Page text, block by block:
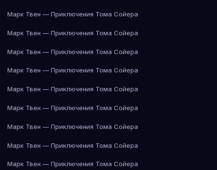
Марк Твен — Приключения Тома Сойера
Марк Твен — Приключения Тома Сойера
Марк Твен — Приключения Тома Сойера
Марк Твен — Приключения Тома Сойера
Марк Твен — Приключения Тома Сойера
Марк Твен — Приключения Тома Сойера
Марк Твен — Приключения Тома Сойера
Марк Твен — Приключения Тома Сойера
Марк Твен — Приключения Тома Сойера